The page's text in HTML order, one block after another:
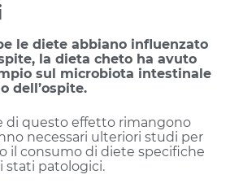
le diete abbiano influenzato
la dieta cheto ha avuto
sul microbiota intestinale
dell’ospite.
di questo effetto rimangono
necessari ulteriori studi per
il consumo di diete specifiche
stati patologici.